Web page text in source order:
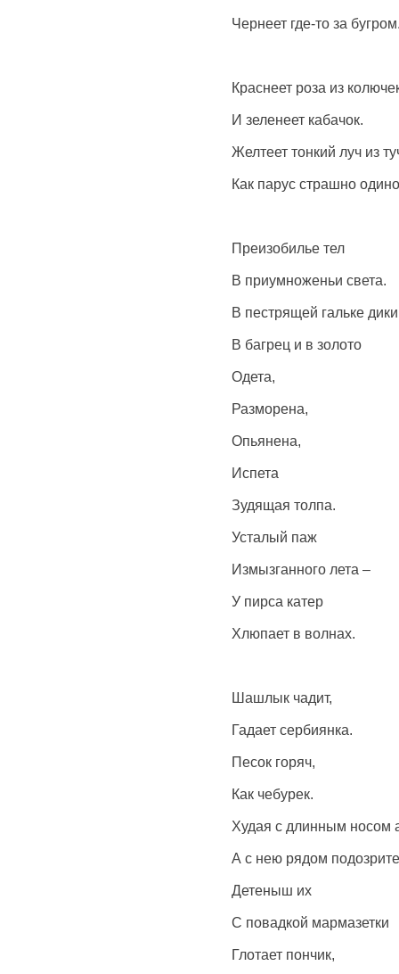
Чернеет где-то за
Краснеет роза из
И зеленеет кабачок.
Желтеет тонкий луч из
Как парус страшно
Преизобилье тел
В приумноженьи света.
В пестрящей гальке
В багрец и в золото
Одета,
Разморена,
Опьянена,
Испета
Зудящая толпа.
Усталый паж
Измызганного лета –
У пирса катер
Хлюпает в волнах.
Шашлык чадит,
Гадает сербиянка.
Песок горяч,
Как чебурек.
Худая с длинным носом
А с нею рядом
Детеныш их
С повадкой мармазетки
Глотает пончик,